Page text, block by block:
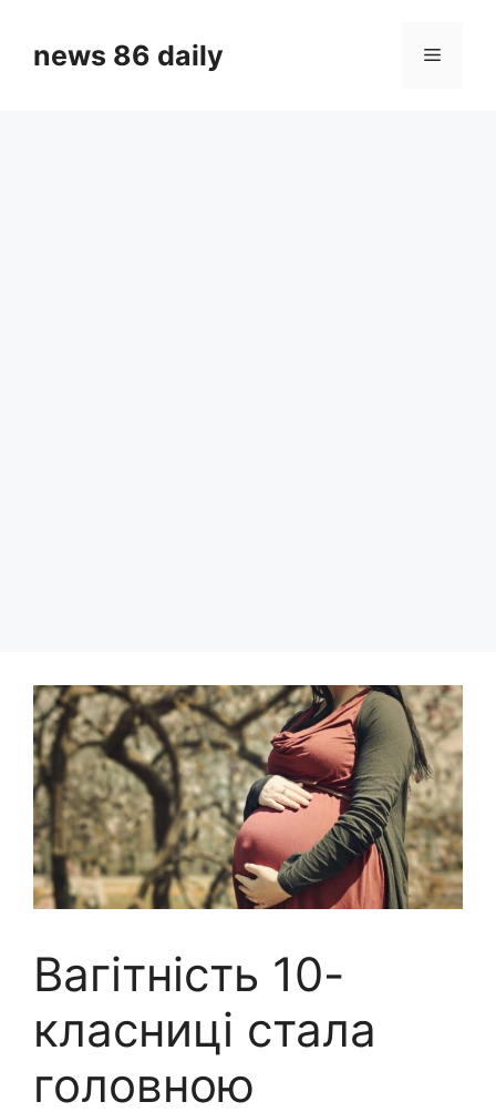
contentnews 86 daily Menu
Вагітність 10-
класниці стала
головною